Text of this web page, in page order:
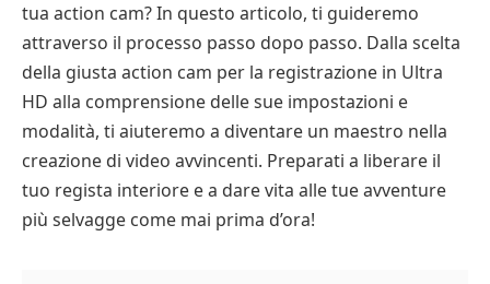
tua action cam? In questo articolo, ti guideremo
attraverso il processo passo dopo passo. Dalla scelta
della giusta action cam per la registrazione in Ultra
HD alla comprensione delle sue impostazioni e
modalità, ti aiuteremo a diventare un maestro nella
creazione di video avvincenti. Preparati a liberare il
tuo regista interiore e a dare vita alle tue avventure
più selvagge come mai prima d’ora!